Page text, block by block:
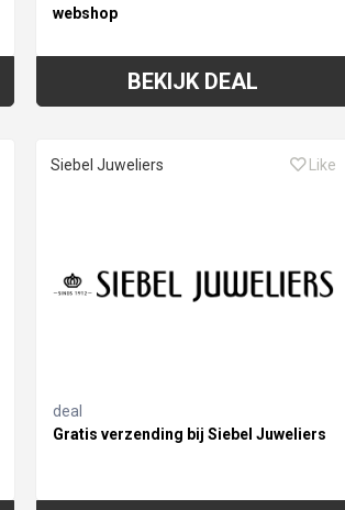
webshop
BEKIJK DEAL
Siebel Juweliers Like
deal
Gratis verzending bij Siebel Juweliers